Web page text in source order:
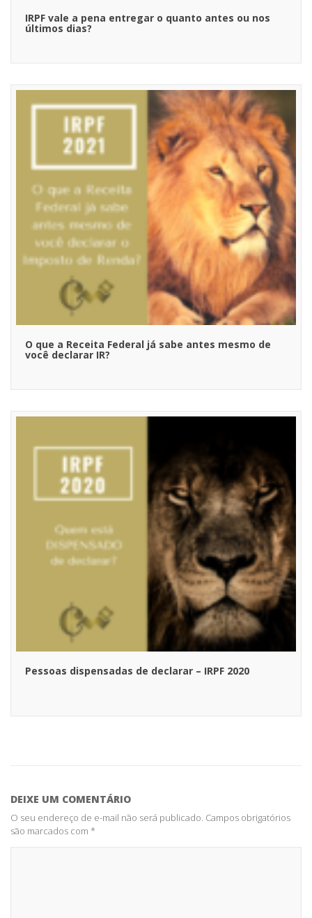
IRPF vale a pena entregar o quanto antes ou nos
últimos dias?
O que a Receita Federal já sabe antes mesmo de
você declarar IR?
Pessoas dispensadas de declarar – IRPF 2020
DEIXE UM COMENTÁRIO
O seu endereço de e-mail não será publicado. Campos obrigatórios
são marcados com *